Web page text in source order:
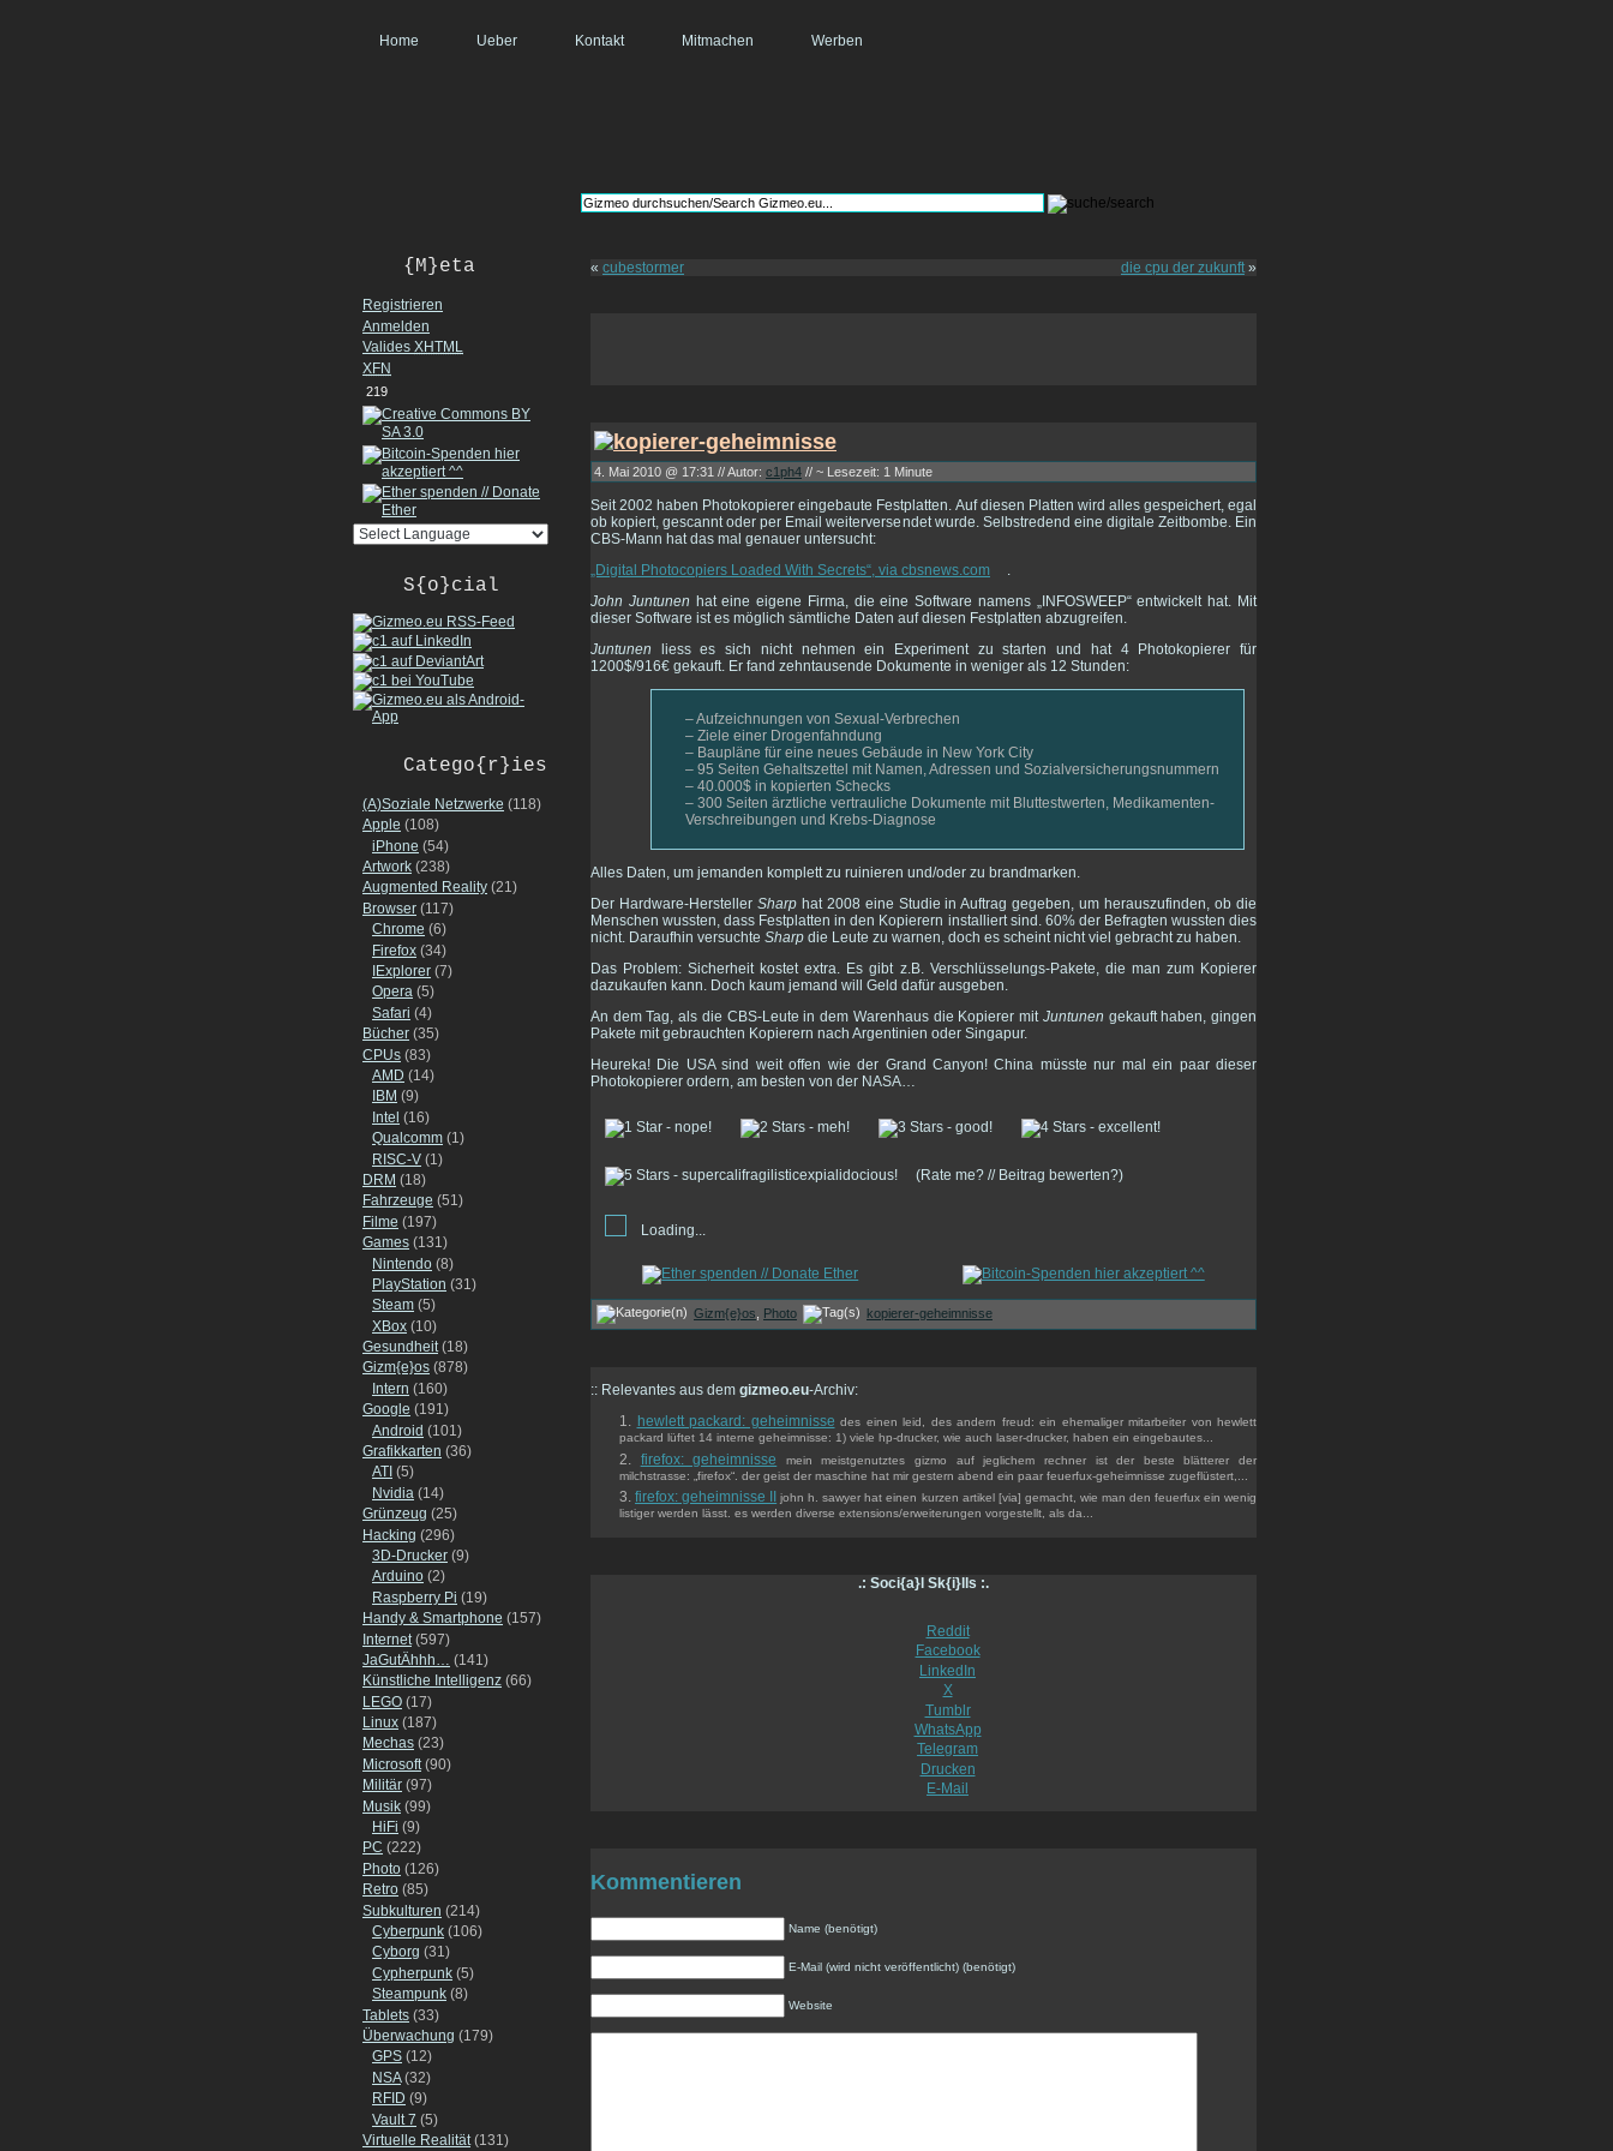
Home Ueber Kontakt Mitmachen Werben
{M}eta
Registrieren
Anmelden
Valides XHTML
XFN
219
S{o}cial
Catego{r}ies
(A)Soziale Netzwerke (118)
Apple (108)
iPhone (54)
Artwork (238)
Augmented Reality (21)
Browser (117)
Chrome (6)
Firefox (34)
IExplorer (7)
Opera (5)
Safari (4)
Bücher (35)
CPUs (83)
AMD (14)
IBM (9)
Intel (16)
Qualcomm (1)
RISC-V (1)
DRM (18)
Fahrzeuge (51)
Filme (197)
Games (131)
Nintendo (8)
PlayStation (31)
Steam (5)
XBox (10)
Gesundheit(18)
Gizm{e}os (878)
Intern (160)
Google (191)
Android (101)
Grafikkarten (36)
ATI (5)
Nvidia (14)
Grünzeug (25)
Hacking (296)
3D-Drucker (9)
Arduino (2)
Raspberry Pi (19)
Handy & Smartphone (157)
Internet (597)
JaGutÄhhh… (141)
Künstliche Intelligenz (66)
LEGO (17)
Linux (187)
Mechas (23)
Microsoft(90)
Militär (97)
Musik (99)
HiFi (9)
PC (222)
Photo (126)
Retro (85)
Subkulturen (214)
Cyberpunk (106)
Cyborg (31)
Cypherpunk (5)
Steampunk (8)
Tablets (33)
Überwachung (179)
GPS (12)
NSA(32)
RFID (9)
Vault 7 (5)
Virtuelle Realität(131)
« cubestormer die cpu der zukunft »
4. Mai 2010 @ 17:31 // Autor: c1ph4 // ~ Lesezeit: 1 Minute
Seit 2002 haben Photokopierer eingebaute Festplatten. Auf diesen Platten wird alles gespeichert, egal
ob kopiert, gescannt oder per Email weiterversendet wurde. Selbstredend eine digitale Zeitbombe. Ein
CBS-Mann hat das mal genauer untersucht:
„Digital Photocopiers Loaded With Secrets“, via cbsnews.com
.
John Juntunen hat eine eigene Firma, die eine Software namens „INFOSWEEP“ entwickelt hat. Mit
dieser Software ist es möglich sämtliche Daten auf diesen Festplatten abzugreifen.
Juntunen liess es sich nicht nehmen ein Experiment zu starten und hat 4 Photokopierer für
1200$/916€ gekauft. Er fand zehntausende Dokumente in weniger als 12 Stunden:
– Aufzeichnungen von Sexual-Verbrechen
– Ziele einer Drogenfahndung
– Baupläne für eine neues Gebäude in New York City
– 95 Seiten Gehaltszettel mit Namen, Adressen und Sozialversicherungsnummern
– 40.000$ in kopierten Schecks
– 300 Seiten ärztliche vertrauliche Dokumente mit Bluttestwerten, Medikamenten-
Verschreibungen und Krebs-Diagnose
Alles Daten, um jemanden komplett zu ruinieren und/oder zu brandmarken.
Der Hardware-Hersteller Sharphat 2008 eine Studie in Auftrag gegeben, um herauszufinden, ob die
Menschen wussten, dass Festplatten in den Kopierern installiert sind. 60% der Befragten wussten dies
nicht. Daraufhin versuchte Sharp die Leute zu warnen, doch es scheint nicht viel gebracht zu haben.
Das Problem: Sicherheit kostet extra. Es gibt z.B. Verschlüsselungs-Pakete, die man zum Kopierer
dazukaufen kann. Doch kaum jemand will Geld dafür ausgeben.
An dem Tag, als die CBS-Leute in dem Warenhaus die Kopierer mit Juntunen gekauft haben, gingen
Pakete mit gebrauchten Kopierern nach Argentinien oder Singapur.
Heureka! Die USA sind weit offen wie der Grand Canyon! China müsste nur mal ein paar dieser
Photokopierer ordern, am besten von der NASA…
(Rate me? // Beitrag bewerten?)
Loading...
Gizm{e}os Photo kopierer-geheimnisse
:: Relevantes aus dem gizmeo.eu-Archiv:
hewlett packard: geheimnisse des einen leid, des andern freud: ein ehemaliger mitarbeiter von hewlett
packard lüftet 14 interne geheimnisse: 1) viele hp-drucker, wie auch laser-drucker, haben ein eingebautes...
firefox: geheimnisse
mein meistgenutztes gizmo auf jeglichem rechner ist der beste blätterer der
milchstrasse: „firefox“. der geist der maschine hat mir gestern abend ein paar feuerfux-geheimnisse zugeflüstert,...
firefox: geheimnisse II
john h. sawyer hat einen kurzen artikel [via] gemacht, wie man den feuerfux ein wenig
listiger werden lässt. es werden diverse extensions/erweiterungen vorgestellt, als da...
.: Soci{a}l Sk{i}lls :.
Reddit
Facebook
LinkedIn
X
Tumblr
WhatsApp
Telegram
Drucken
E-Mail
Kommentieren
Name (benötigt)
E-Mail (wird nicht veröffentlicht) (benötigt)
Website